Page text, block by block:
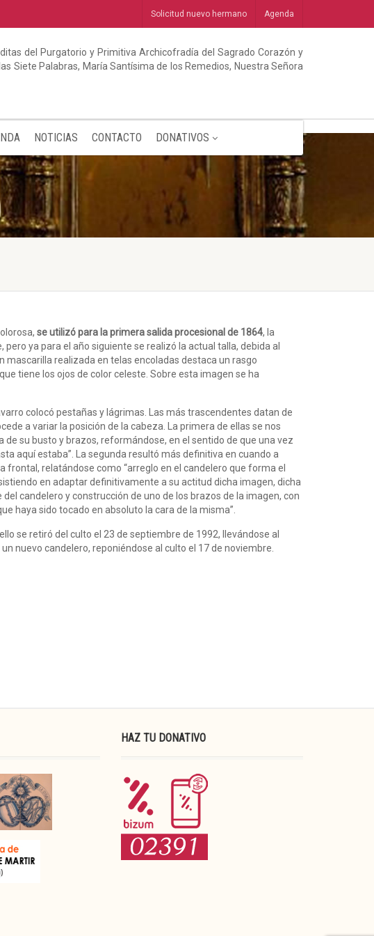
Solicitud nuevo hermano Agenda
del Purgatorio y Primitiva Archicofradía del Sagrado Corazón y
Siete Palabras, María Santísima de los Remedios, Nuestra Señora
NOTICIAS CONTACTO DONATIVOS
se utilizó para la primera salida procesional de 1864, la
ya para el año siguiente se realizó la actual talla, debida al
mascarilla realizada en telas encoladas destaca un rasgo
tiene los ojos de color celeste. Sobre esta imagen se ha
colocó pestañas y lágrimas. Las más trascendentes datan de
a variar la posición de la cabeza. La primera de ellas se nos
su busto y brazos, reformándose, en el sentido de que una vez
aquí estaba”. La segunda resultó más definitiva en cuando a
relatándose como “arreglo en el candelero que forma el
en adaptar definitivamente a su actitud dicha imagen, dicha
candelero y construcción de uno de los brazos de la imagen, con
haya sido tocado en absoluto la cara de la misma”.
se retiró del culto el 23 de septiembre de 1992, llevándose al
nuevo candelero, reponiéndose al culto el 17 de noviembre.
HAZ TU DONATIVO